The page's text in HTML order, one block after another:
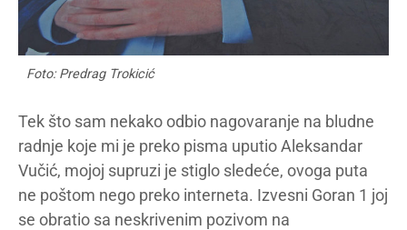
Foto: Predrag Trokicić
Tek što sam nekako odbio nagovaranje na bludne
radnje koje mi je preko pisma uputio Aleksandar
Vučić, mojoj supruzi je stiglo sledeće, ovoga puta
ne poštom nego preko interneta. Izvesni Goran 1 joj
se obratio sa neskrivenim pozivom na